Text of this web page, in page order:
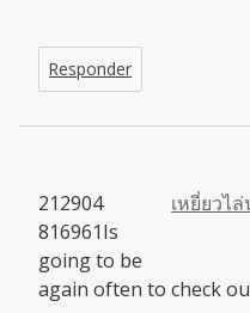
Responder
เหยี่ยวไ
212904
816961Is
going to be
again often to check